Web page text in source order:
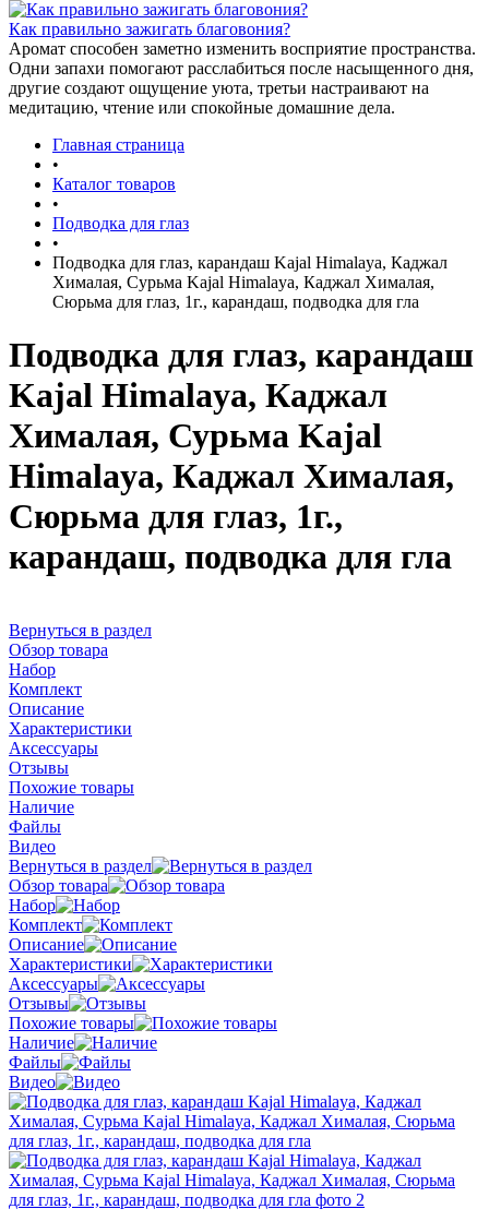
Как правильно зажигать благовония?
Аромат способен заметно изменить восприятие пространства.
Одни запахи помогают расслабиться после насыщенного дня,
другие создают ощущение уюта, третьи настраивают на
медитацию, чтение или спокойные домашние дела.
Главная страница
•
Каталог товаров
•
Подводка для глаз
•
Подводка для глаз, карандаш Kajal Himalaya, Каджал
Хималая, Сурьма Kajal Himalaya, Каджал Хималая,
Сюрьма для глаз, 1г., карандаш, подводка для гла
Подводка для глаз, карандаш
Kajal Himalaya, Каджал
Хималая, Сурьма Kajal
Himalaya, Каджал Хималая,
Сюрьма для глаз, 1г.,
карандаш, подводка для гла
Вернуться в раздел
Обзор товара
Набор
Комплект
Описание
Характеристики
Аксессуары
Отзывы
Похожие товары
Наличие
Файлы
Видео
Вернуться в раздел
Обзор товара
Набор
Комплект
Описание
Характеристики
Аксессуары
Отзывы
Похожие товары
Наличие
Файлы
Видео